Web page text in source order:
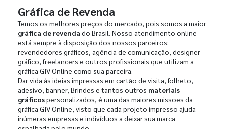
Gráfica de Revenda
Temos os melhores preços do mercado, pois somos a maior
gráfica de revenda do Brasil. Nosso atendimento online
está sempre à disposição dos nossos parceiros:
revendedores gráficos, agência de comunicação, designer
gráfico, freelancers e outros profissionais que utilizam a
gráfica GIV Online como sua parceira.
Dar vida às ideias impressas em cartão de visita, folheto,
adesivo, banner, Brindes e tantos outros materiais
gráficospersonalizados, é uma das maiores missões da
gráfica GIV Online, visto que cada projeto impresso ajuda
inúmeras empresas e indivíduos a deixar sua marca